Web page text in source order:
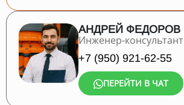
АНДРЕЙ ФЕДОРОВ
Инженер-консультант
+7 (950) 921-62-55
ПЕРЕЙТИ В ЧАТ